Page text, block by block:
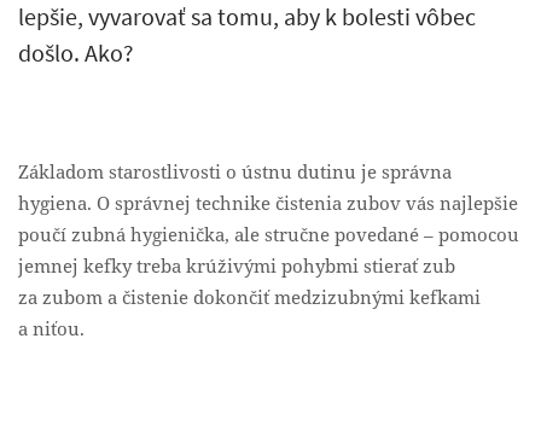
lepšie, vyvarovať sa tomu, aby k bolesti vôbec
došlo. Ako?
Základom starostlivosti o ústnu dutinu je správna
hygiena. O správnej technike čistenia zubov vás najlepšie
poučí zubná hygienička, ale stručne povedané – pomocou
jemnej kefky treba krúživými pohybmi stierať zub
za zubom a čistenie dokončiť medzizubnými kefkami
a niťou.